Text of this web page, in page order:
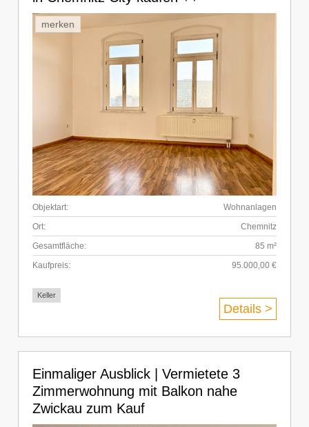
merken
Objektart:
Wohnanlagen
Ort:
Chemnitz
Gesamtfläche:
85 m²
Kaufpreis:
95.000,00 €
Keller
Details >
Einmaliger Ausblick | Vermietete 3
Zimmerwohnung mit Balkon nahe
Zwickau zum Kauf